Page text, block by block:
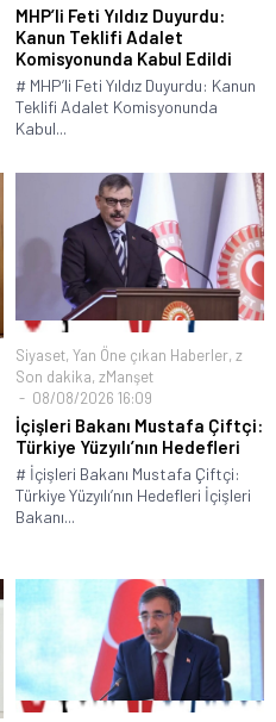
MHP’li Feti Yıldız Duyurdu:
Kanun Teklifi Adalet
Komisyonunda Kabul Edildi
# MHP’li Feti Yıldız Duyurdu: Kanun
Teklifi Adalet Komisyonunda
Kabul...
Siyaset, Yan Öne çıkan Haberler, z
Son dakika, zManşet
08/08/2026 16:09
İçişleri Bakanı Mustafa Çiftçi:
Türkiye Yüzyılı’nın Hedefleri
# İçişleri Bakanı Mustafa Çiftçi:
Türkiye Yüzyılı’nın Hedefleri İçişleri
Bakanı...